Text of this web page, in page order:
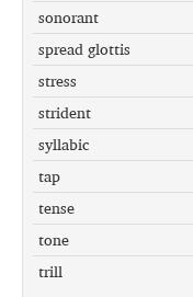
sonorant
spread glottis
stress
strident
syllabic
tap
tense
tone
trill